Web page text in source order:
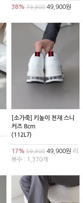
38% 79,90049,900원
[소가죽] 키높이 천재 스니
커즈 8cm
(112L7)
17% 59,90049,900원 리
뷰수 : 1,370개